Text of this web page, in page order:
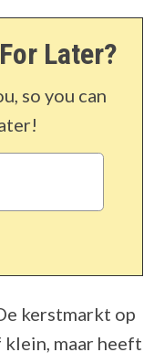
Later?
so you can
kerstmarkt op
maar heeft